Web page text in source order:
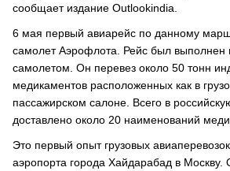
сообщает издание Оutlookindia.
6 мая первый авиарейс по данному
самолет Аэрофлота. Рейс был выполнен
самолетом. Он перевез около 50 тонн
медикаментов расположенных как в
пассажирском салоне. Всего в
доставлено около 20 наименований
Это первый опыт грузовых
аэропорта города Хайдарабад в Москву.